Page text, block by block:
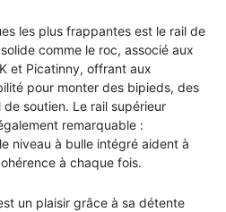
les plus frappantes est le rail de
comme le roc, associé aux
et Picatinny, offrant aux
pour monter des bipieds, des
soutien. Le rail supérieur
remarquable :
niveau à bulle intégré aident à
à chaque fois.
un plaisir grâce à sa détente